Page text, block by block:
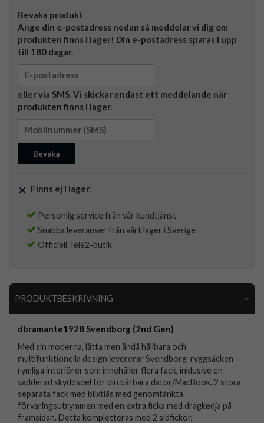
Bevaka produkt
Ange din e-postadress nedan så meddelar vi dig om
produkten finns i lager! Din e-postadress sparas i upp
till 180 dagar.
eller via SMS. Vi skickar endast ett meddelande när
produkten finns i lager.
Bevaka
Finns ej i lager.
Personlig service från vår kundtjänst
Snabba leveranser från vårt lager i Sverige
Officiell Tele2-butik
PRODUKTBESKRIVNING
dbramante1928 Svendborg (2nd Gen)
Med sin moderna, lätta men ändå hållbara och
multifunktionella design levererar Svendborg-ryggsäcken
rymliga interiörer som innehåller flera fack, inklusive en
vadderad skyddsdel för din bärbara dator/MacBook. 2 stora
separata fack med blixtlås med genomtänkta
förvaringsutrymmen med en extra ficka med dragkedja på
framsidan. Detta kompletteras med 2 sidfickor,